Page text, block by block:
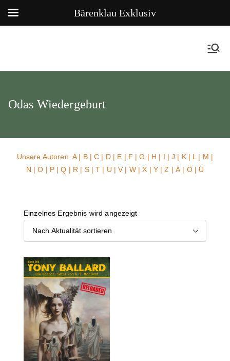
Odas Wiedergeburt
Unsere AutorenA| B|C | D| E | F |G | H | I |J | K| L | M |
N |O | P|Q | R | S|T | U | V | W| X | Y | Z | Ä | Ö | Ü
Einzelnes Ergebnis wird angezeigt
Bärenklau Exklusiv